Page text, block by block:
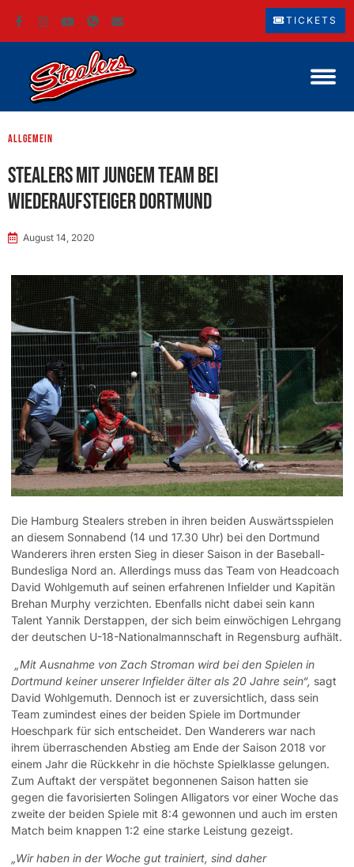
TICKETS
Allgemein
Stealers mit jungem Team bei
Wiederaufsteiger Dortmund
August 14, 2020
Die Hamburg Stealers streben in ihren beiden Auswärtsspielen
an diesem Sonnabend (14 und 17.30 Uhr) bei den Dortmund
Wanderers ihren ersten Sieg in dieser Saison in der Baseball-
Bundesliga Nord an. Allerdings muss das Team von Headcoach
David Wohlgemuth auf seinen erfahrenen Infielder und Kapitän
Brehan Murphy verzichten. Ebenfalls nicht dabei sein kann
Talent Yannik Derstappen, der sich beim einwöchigen Lehrgang
der deutschen U-18-Nationalmannschaft in Regensburg aufhält.
„Mit Ausnahme von Zach Stroman wird bei den Spielen in
Dortmund keiner unserer Infielder älter als 20 Jahre sein“, sagt
David Wohlgemuth. Dennoch ist er zuversichtlich, dass sein
Team zumindest eines der beiden Spiele im Dortmunder
Hoeschpark für sich entscheidet. Den Wanderers war nach
ihrem überraschenden Abstieg am Ende der Saison 2018 vor
einem Jahr die Rückkehr in die höchste Spielklasse gelungen.
Zum Auftakt der verspätet begonnenen Saison hatten sie
gegen die favorisierten Solingen Alligators vor einer Woche das
zweite der beiden Spiele mit 8:4 gewonnen und auch im ersten
Match beim knappen 1:2 eine starke Leistung gezeigt.
„Wir haben in der Woche gut trainiert, sind daher